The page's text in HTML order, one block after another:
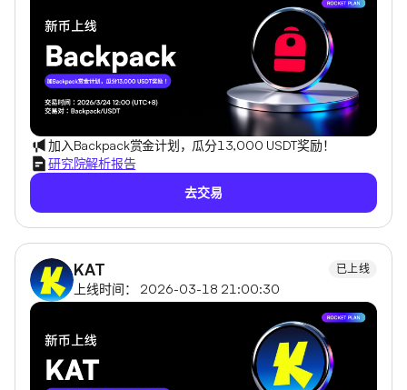
加入Backpack赏金计划，瓜分13,000 USDT奖励！
研究院解析报告
去交易
KAT 已上线
上线时间： 2026-03-18 21:00:30